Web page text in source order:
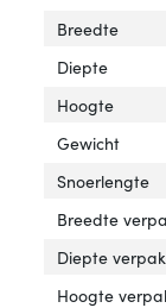
Breedte
Diepte
Hoogte
Gewicht
Snoerlengte
Breedte
Diepte
Hoogte